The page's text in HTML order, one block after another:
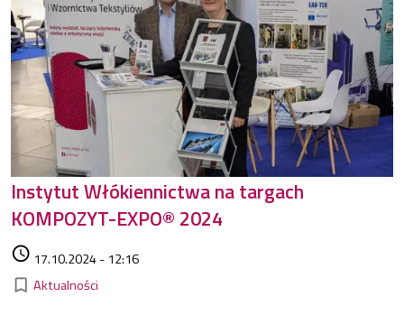
Instytut Włókiennictwa na targach
KOMPOZYT-EXPO® 2024
access_time 17.10.2024 - 12:16
bookmark_border Kategorie
Aktualności